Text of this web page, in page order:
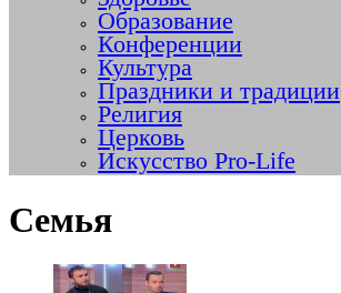
Образование
Конференции
Культура
Праздники и традиции
Религия
Церковь
Искусство Pro-Life
Семья